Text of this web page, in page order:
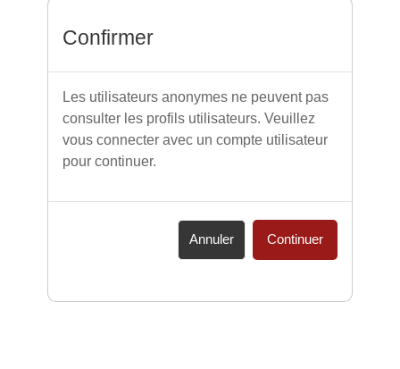
Confirmer
Les utilisateurs anonymes ne peuvent pas
consulter les profils utilisateurs. Veuillez
vous connecter avec un compte utilisateur
pour continuer.
Annuler Continuer